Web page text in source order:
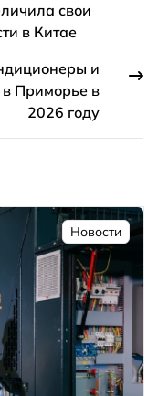
свои
в Китае
и
в Приморье в
2026 году
Новости